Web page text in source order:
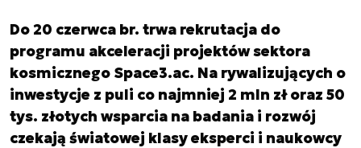
Do 20 czerwca br. trwa rekrutacja do
programu akceleracji projektów sektora
kosmicznego Space3.ac. Na rywalizujących o
inwestycje z puli co najmniej 2 mln zł oraz 50
tys. złotych wsparcia na badania i rozwój
czekają światowej klasy eksperci i naukowcy